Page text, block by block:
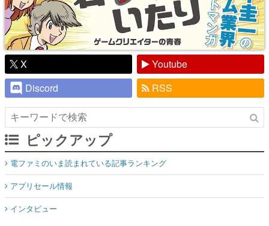
X
Youtube
Discord
RSS
ピックアップ
電ファミのいま読まれている記事ランキング
アプリセール情報
インタビュー